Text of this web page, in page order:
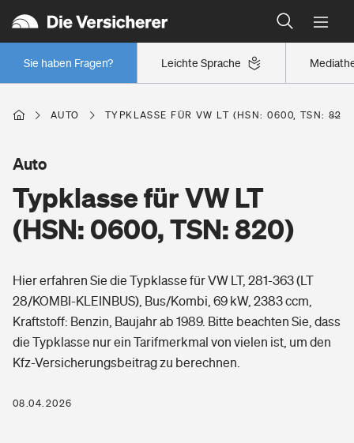
Leichte Sprache
Sie haben Fragen?
Wer versichert was: Jetzt Versicherer finden
Regionalklassen: So ist Ihre Region eingestuft
Wer versichert was: Jetzt Versicherer finden
Berufsunfähigkeitsversicherung
Erwerbsunfähigkeitsversicherung
Grundfähigkeitsversicherung
Arbeitsrechtsschutz
Berufshaftpflichtversicherung
Zur Übersicht
Wohnen
Elementarversicherung
Freizeit
Pri­vate Haft­pflicht­
Gesundheit
Private Krankenversicherung
AUTO TYPKLASSE FÜR VW LT (HSN: 0600, TSN: 820)
Typklasse für VW LT
(HSN: 0600, TSN: 820)
Auto
Hier erfahren Sie die Typklasse für VW LT, 281-363 (LT
28/KOMBI-KLEINBUS), Bus/Kombi, 69 kW, 2383 ccm,
Kraftstoff: Benzin, Baujahr ab 1989. Bitte beachten Sie, dass
die Typklasse nur ein Tarifmerkmal von vielen ist, um den
Kfz-Versicherungsbeitrag zu berechnen.
08.04.2026